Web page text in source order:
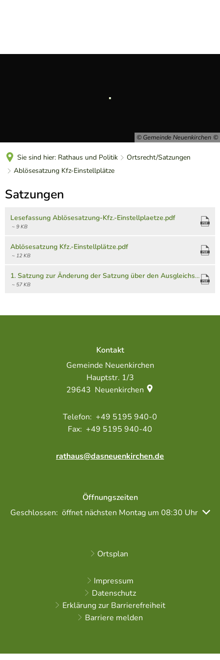
© Gemeinde Neuenkirchen
Sie sind hier: Rathaus und Politik
Ortsrecht/Satzungen
Ablösesatzung Kfz-Einstellplätze
Ablösesatzung
Kfz-
Einstellplätze
Satzungen
Lesefassung Ablösesatzung-Kfz.-Einstellplaetze.pdf
~ 9 KB
Ablösesatzung Kfz.-Einstellplätze.pdf
~ 12 KB
1. Satzung zur Änderung der Satzung über den Ausgleichsbetrag für nicht herzustellende Kraftfahrzeugeinstellplätze (Ablösesatzung).pdf
~ 57 KB
Kontakt
Gemeinde Neuenkirchen
Hauptstr. 1/3
29643 Neuenkirchen
+49 5195 940-0
+49 5195 940-40
rathaus@dasneuenkirchen.de
Öffnungszeiten
Klicken, um weitere Öffnungs- oder Schließzeiten
Geschlossen: öffnet nächsten Montag um 08:30 Uhr
Ortsplan
Impressum
Datenschutz
Erklärung zur Barrierefreiheit
Barriere melden